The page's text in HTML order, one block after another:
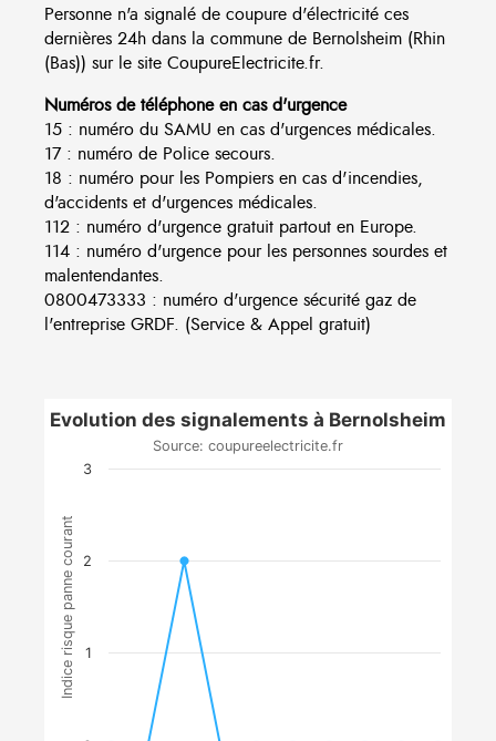
Personne n'a signalé de coupure d'électricité ces
dernières 24h dans la commune de Bernolsheim (Rhin
(Bas)) sur le site CoupureElectricite.fr.
Numéros de téléphone en cas d'urgence
15 : numéro du SAMU en cas d'urgences médicales.
17 : numéro de Police secours.
18 : numéro pour les Pompiers en cas d'incendies,
d'accidents et d'urgences médicales.
112 : numéro d'urgence gratuit partout en Europe.
114 : numéro d'urgence pour les personnes sourdes et
malentendantes.
0800473333 : numéro d'urgence sécurité gaz de
l'entreprise GRDF. (Service & Appel gratuit)
Indice risque panne courant
Evolution des signalements à Bernolsheim
Source: coupureelectricite.fr
1
2
3